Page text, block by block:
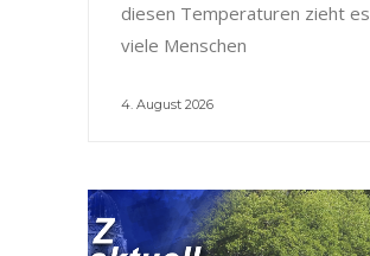
diesen Temperaturen zieht es
viele Menschen
4. August 2026